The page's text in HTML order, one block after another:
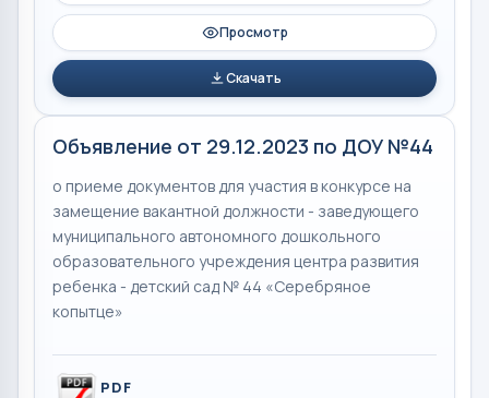
Просмотр
Скачать
Объявление от 29.12.2023 по ДОУ №44
о приеме документов для участия в конкурсе на
замещение вакантной должности - заведующего
муниципального автономного дошкольного
образовательного учреждения центра развития
ребенка - детский сад № 44 «Серебряное
копытце»
PDF